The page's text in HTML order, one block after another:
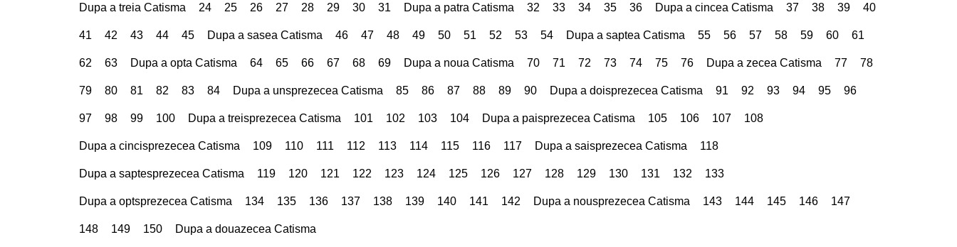
Dupa a treia Catisma 24 25 26 27 28 29 30 31 Dupa a patra Catisma 32 33 34 35 36 Dupa a cincea Catisma 37 38 39 40
41 42 43 44 45 Dupa a sasea Catisma 46 47 48 49 50 51 52 53 54 Dupa a saptea Catisma 55 56 57 58 59 60 61
62 63 Dupa a opta Catisma 64 65 66 67 68 69 Dupa a noua Catisma 70 71 72 73 74 75 76 Dupa a zecea Catisma 77 78
79 80 81 82 83 84 Dupa a unsprezecea Catisma 85 86 87 88 89 90 Dupa a doisprezecea Catisma 91 92 93 94 95 96
97 98 99 100 Dupa a treisprezecea Catisma 101 102 103 104 Dupa a paisprezecea Catisma 105 106 107 108
Dupa a cincisprezecea Catisma 109 110 111 112 113 114 115 116 117 Dupa a saisprezecea Catisma 118
Dupa a saptesprezecea Catisma 119 120 121 122 123 124 125 126 127 128 129 130 131 132 133
Dupa a optsprezecea Catisma 134 135 136 137 138 139 140 141 142 Dupa a nousprezecea Catisma 143 144 145 146 147
148 149 150 Dupa a douazecea Catisma